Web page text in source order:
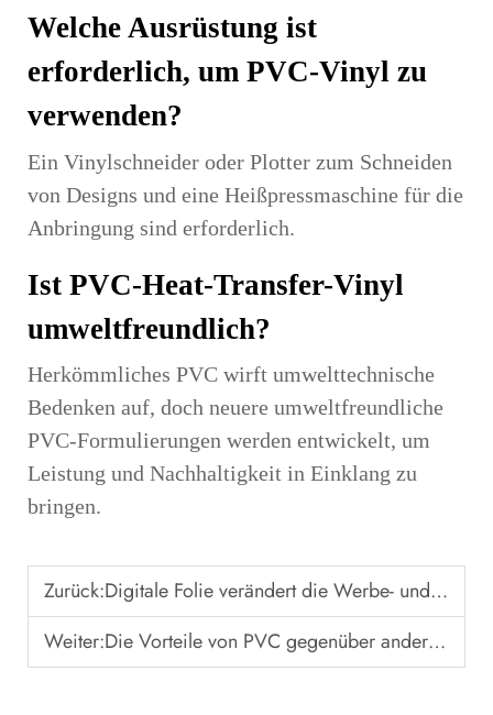
Welche Ausrüstung ist
erforderlich, um PVC-Vinyl zu
verwenden?
Ein Vinylschneider oder Plotter zum Schneiden
von Designs und eine Heißpressmaschine für die
Anbringung sind erforderlich.
Ist PVC-Heat-Transfer-Vinyl
umweltfreundlich?
Herkömmliches PVC wirft umwelttechnische
Bedenken auf, doch neuere umweltfreundliche
PVC-Formulierungen werden entwickelt, um
Leistung und Nachhaltigkeit in Einklang zu
bringen.
Zurück:Digitale Folie verändert die Werbe- und Schilderbranche
Weiter:Die Vorteile von PVC gegenüber anderen Arten von Wärmeverlade-Folien